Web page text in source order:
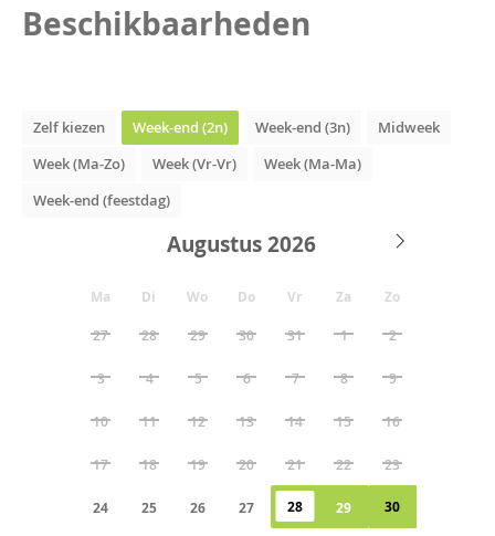
Beschikbaarheden
Zelf kiezen Week-end (2n) Week-end (3n)
Midweek
Week (Ma-Zo)
Week (Vr-Vr)
Week (Ma-Ma)
Week-end (feestdag)
Augustus
Ma Di Wo Do Vr Za Zo
27 28 29 30 31 1 2
3 4 5 6 7 8 9
10 11 12 13 14 15 16
17 18 19 20 21 22 23
24 25 26 27 28 29 30